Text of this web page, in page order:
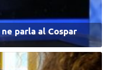
parla al Cospar